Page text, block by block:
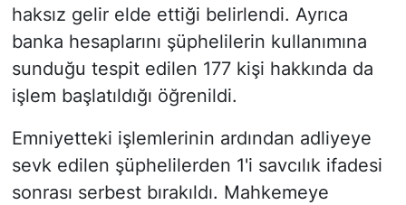
haksız gelir elde ettiği belirlendi. Ayrıca
banka hesaplarını şüphelilerin kullanımına
sunduğu tespit edilen 177 kişi hakkında da
işlem başlatıldığı öğrenildi.
Emniyetteki işlemlerinin ardından adliyeye
sevk edilen şüphelilerden 1'i savcılık ifadesi
sonrası serbest bırakıldı. Mahkemeye